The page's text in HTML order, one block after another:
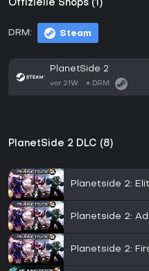
Offizielle Shops (1)
DRM: Steam
PlanetSide 2
vor 21W DRM:
PlanetSide 2 DLC (8)
Planetside 2:
Planetside 2:
Planetside 2: